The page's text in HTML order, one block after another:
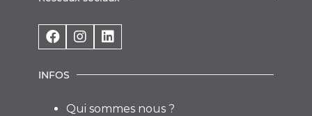
INFOS
Qui sommes nous ?